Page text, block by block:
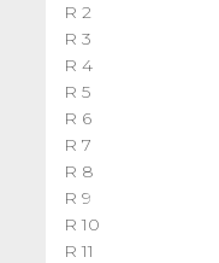
R 2
R 3
R 4
R 5
R 6
R 7
R 8
R 9
R 10
R 11